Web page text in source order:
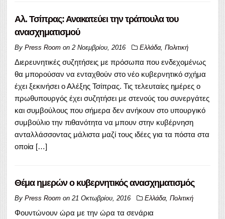
Αλ. Τσίπρας: Ανακατεύει την τράπουλα του
ανασχηματισμού
By Press Room on 2 Νοεμβρίου, 2016 Ελλάδα, Πολιτική
Διερευνητικές συζητήσεις με πρόσωπα που ενδεχομένως
θα μπορούσαν να ενταχθούν στο νέο κυβερνητικό σχήμα
έχει ξεκινήσει ο Αλέξης Τσίπρας. Τις τελευταίες ημέρες ο
πρωθυπουργός έχει συζητήσει με στενούς του συνεργάτες
και συμβούλους που σήμερα δεν ανήκουν στο υπουργικό
συμβούλιο την πιθανότητα να μπουν στην κυβέρνηση
ανταλλάσσοντας μάλιστα μαζί τους ιδέες για τα πόστα στα
οποία […]
Θέμα ημερών ο κυβερνητικός ανασχηματισμός
By Press Room on 21 Οκτωβρίου, 2016 Ελλάδα, Πολιτική
Φουντώνουν ώρα με την ώρα τα σενάρια